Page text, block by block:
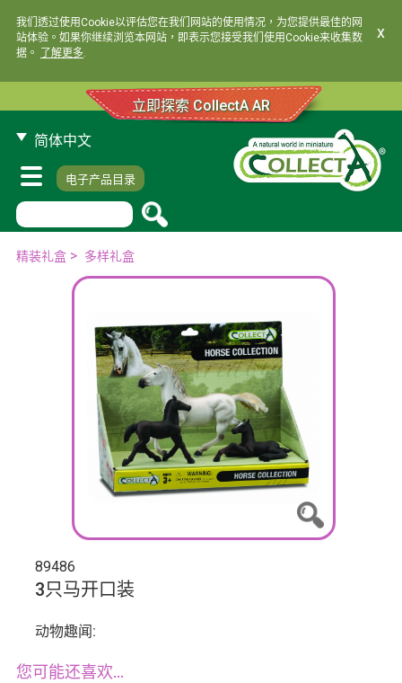
我们透过使用Cookie以评估您在我们网站的使用情况，为您提供最佳的网
站体验。如果你继续浏览本网站，即表示您接受我们使用Cookie来收集数
据。
了解更多.
x
立即探索 CollectA AR
简体中文
电子产品目录
精装礼盒> 多样礼盒
89486
3只马开口装
动物趣闻:
您可能还喜欢…